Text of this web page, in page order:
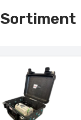
Sortiment